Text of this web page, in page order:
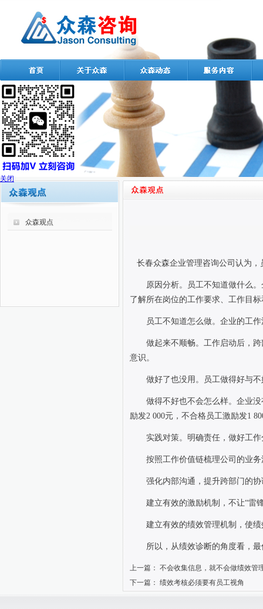
众森观点
长春众森企业管理咨询公司认为
原因分析。员工不知道做什么
了解所在岗位的工作要求、工作目
员工不知道怎么做。企业的工
做起来不顺畅。工作启动后，
意识。
做好了也没用。员工做得好与
做得不好也不会怎么样。企业
励发2 000元，不合格员工激励发1
实践对策。明确责任，做好工
按照工作价值链梳理公司的业
强化内部沟通，提升跨部门的
建立有效的激励机制，不让“雷
建立有效的绩效管理机制，使
所以，从绩效诊断的角度看，
上一篇： 不会收集信息，就不会做绩效管
下一篇： 绩效考核必须要有员工视角
关闭